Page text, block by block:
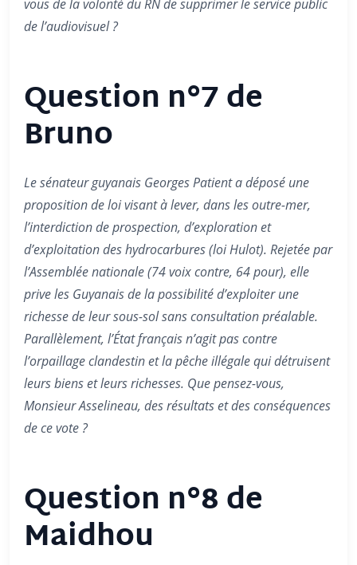
vous de la volonté du RN de supprimer le service public
de l’audiovisuel ?
Question n°7 de
Bruno
Le sénateur guyanais Georges Patient a déposé une
proposition de loi visant à lever, dans les outre-mer,
l’interdiction de prospection, d’exploration et
d’exploitation des hydrocarbures (loi Hulot). Rejetée par
l’Assemblée nationale (74 voix contre, 64 pour), elle
prive les Guyanais de la possibilité d’exploiter une
richesse de leur sous-sol sans consultation préalable.
Parallèlement, l’État français n’agit pas contre
l’orpaillage clandestin et la pêche illégale qui détruisent
leurs biens et leurs richesses. Que pensez-vous,
Monsieur Asselineau, des résultats et des conséquences
de ce vote ?
Question n°8 de
Maidhou